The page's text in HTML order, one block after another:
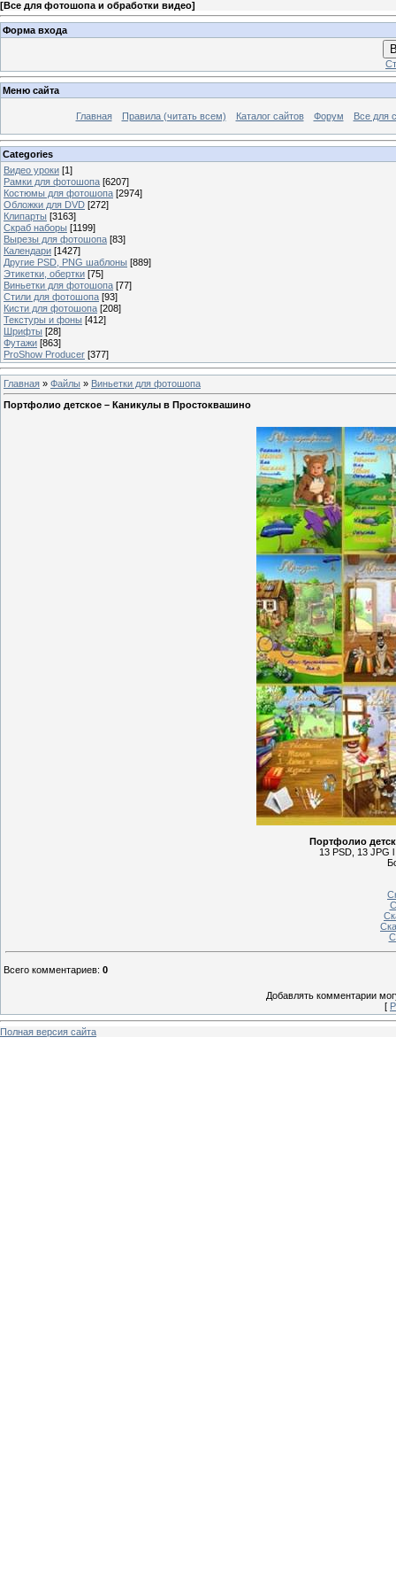
[Все для фотошопа и обработки видео]
Форма входа
Меню сайта
Главная Правила (читать всем) Каталог сайтов Форум Все для
Categories
Видео уроки [1]
Рамки для фотошопа [6207]
Костюмы для фотошопа [2974]
Обложки для DVD [272]
Клипарты [3163]
Скраб наборы [1199]
Вырезы для фотошопа [83]
Календари [1427]
Другие PSD, PNG шаблоны [889]
Этикетки, обертки [75]
Виньетки для фотошопа [77]
Стили для фотошопа [93]
Кисти для фотошопа [208]
Текстуры и фоны [412]
Шрифты [28]
Футажи [863]
ProShow Producer [377]
Главная » Файлы » Виньетки для фотошопа
Портфолио детское – Каникулы в Простоквашино
Портфолио
13 PSD, 13 JPG
Всего комментариев: 0
Добавлять комментарии
[
Полная версия сайта